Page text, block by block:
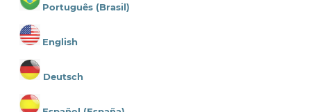
Português (Brasil)
English
Deutsch